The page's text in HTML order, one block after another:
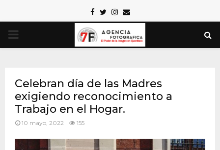
Facebook
TwitterInstagram
Email
PRIMARY
Celebran día de las Madres
exigiendo reconocimiento a
Trabajo en el Hogar.
10 mayo, 2022 155